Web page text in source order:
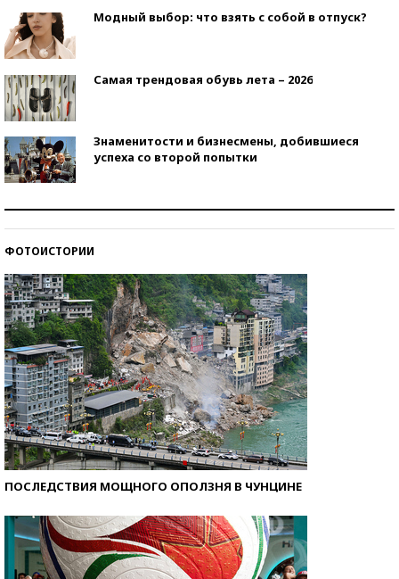
Модный выбор: что взять с собой в отпуск?
Самая трендовая обувь лета – 2026
Знаменитости и бизнесмены, добившиеся
успеха со второй попытки
ФОТОИСТОРИИ
ПОСЛЕДСТВИЯ МОЩНОГО ОПОЛЗНЯ В ЧУНЦИНЕ